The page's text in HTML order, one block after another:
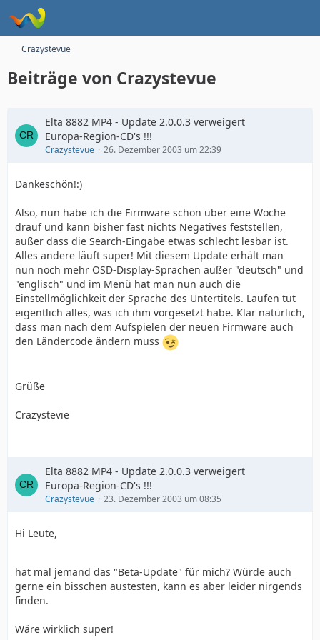
Crazystevue
Beiträge von Crazystevue
Elta 8882 MP4 - Update 2.0.0.3 verweigert
Europa-Region-CD's !!!
Crazystevue 26. Dezember 2003 um 22:39
Dankeschön!:)
Also, nun habe ich die Firmware schon über eine Woche
drauf und kann bisher fast nichts Negatives feststellen,
außer dass die Search-Eingabe etwas schlecht lesbar ist.
Alles andere läuft super! Mit diesem Update erhält man
nun noch mehr OSD-Display-Sprachen außer "deutsch" und
"englisch" und im Menü hat man nun auch die
Einstellmöglichkeit der Sprache des Untertitels. Laufen tut
eigentlich alles, was ich ihm vorgesetzt habe. Klar natürlich,
dass man nach dem Aufspielen der neuen Firmware auch
den Ländercode ändern muss
Grüße
Crazystevie
Elta 8882 MP4 - Update 2.0.0.3 verweigert
Europa-Region-CD's !!!
Crazystevue 23. Dezember 2003 um 08:35
Hi Leute,
hat mal jemand das "Beta-Update" für mich? Würde auch
gerne ein bisschen austesten, kann es aber leider nirgends
finden.
Wäre wirklich super!